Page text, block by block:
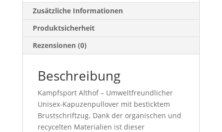
Zusätzliche Informationen
Produktsicherheit
Rezensionen (0)
Beschreibung
Kampfsport Althof – Umweltfreundlicher
Unisex-Kapuzenpullover mit besticktem
Brustschriftzug. Dank der organischen und
recycelten Materialien ist dieser